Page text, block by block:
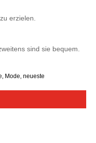
erzielen.
sind sie bequem.
Mode, neueste